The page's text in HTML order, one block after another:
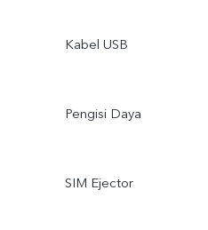
Kabel USB
Pengisi Daya
SIM Ejector